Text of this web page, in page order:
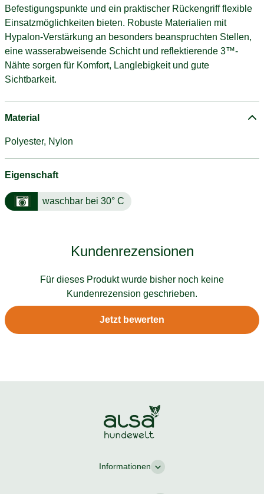
Befestigungspunkte und ein praktischer Rückengriff flexible
Einsatzmöglichkeiten bieten. Robuste Materialien mit
Hypalon-Verstärkung an besonders beanspruchten Stellen,
eine wasserabweisende Schicht und reflektierende 3™-
Nähte sorgen für Komfort, Langlebigkeit und gute
Sichtbarkeit.
Material
Polyester, Nylon
Eigenschaft
waschbar bei 30° C
Kundenrezensionen
Für dieses Produkt wurde bisher noch keine
Kundenrezension geschrieben.
Jetzt bewerten
Informationen